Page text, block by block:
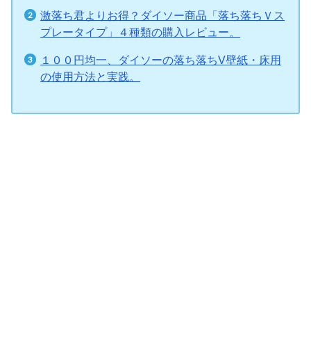
激落ち君よりお得？ダイソー商品「落ち落ちＶス
プレータイプ」４種類の購入レビュー。
１００円均一、ダイソーの落ち落ちV壁紙・床用
の使用方法と実践。